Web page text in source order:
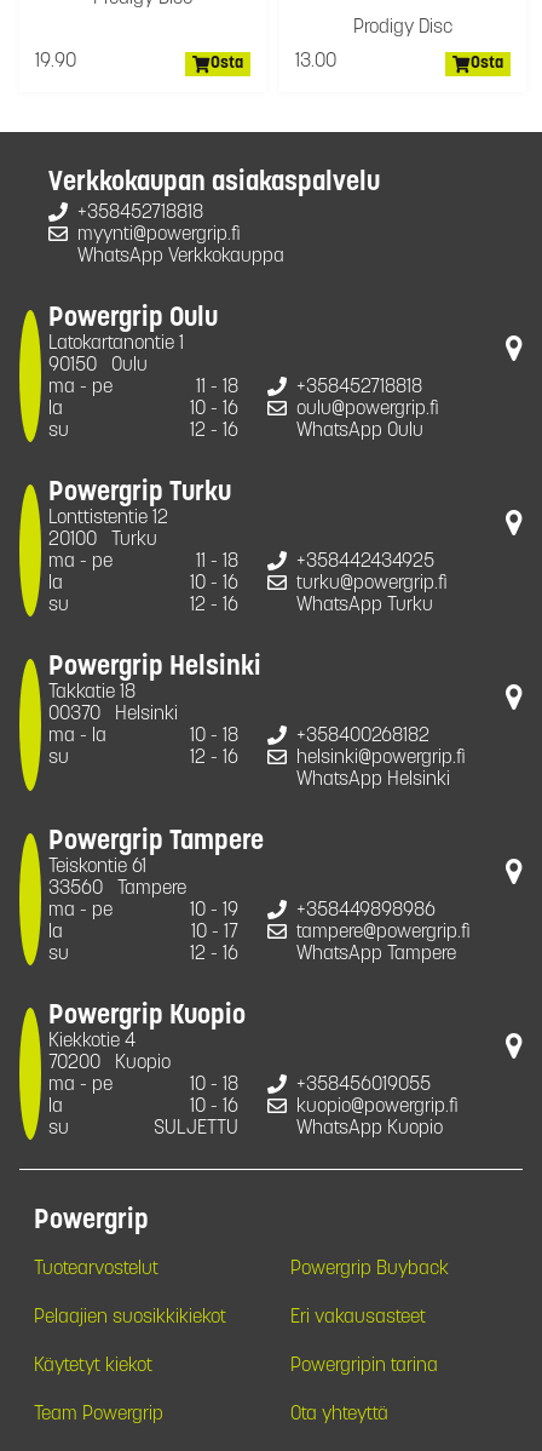
19.90 Osta
Prodigy Disc
13.00
Osta
Verkkokaupan asiakaspalvelu
+358452718818
myynti@powergrip.fi
WhatsApp Verkkokauppa
Powergrip Oulu
Latokartanontie 1
90150
Oulu
ma - pe
11 - 18
la
10 - 16
su
12 - 16
+358452718818
oulu@powergrip.fi
WhatsApp Oulu
Powergrip Turku
Lonttistentie 12
20100
Turku
ma - pe
11 - 18
la
10 - 16
su
12 - 16
+358442434925
turku@powergrip.fi
WhatsApp Turku
Powergrip Helsinki
Takkatie 18
00370
Helsinki
ma - la
10 - 18
su
12 - 16
+358400268182
helsinki@powergrip.fi
WhatsApp Helsinki
Powergrip Tampere
Teiskontie 61
33560
Tampere
ma - pe
10 - 19
la
10 - 17
su
12 - 16
+358449898986
tampere@powergrip.fi
WhatsApp Tampere
Powergrip Kuopio
Kiekkotie 4
70200
Kuopio
ma - pe
10 - 18
la
10 - 16
su
SULJETTU
+358456019055
kuopio@powergrip.fi
WhatsApp Kuopio
Powergrip
Tuotearvostelut Powergrip Buyback
Pelaajien suosikkikiekot Eri vakausasteet
Käytetyt kiekot Powergripin tarina
Team Powergrip Ota yhteyttä